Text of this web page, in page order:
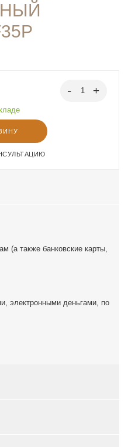
(а также банковские карты,
электронными деньгами, по